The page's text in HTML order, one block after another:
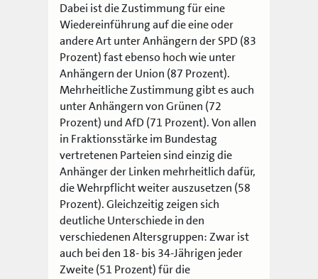
Dabei ist die Zustimmung für eine
Wiedereinführung auf die eine oder
andere Art unter Anhängern der SPD (83
Prozent) fast ebenso hoch wie unter
Anhängern der Union (87 Prozent).
Mehrheitliche Zustimmung gibt es auch
unter Anhängern von Grünen (72
Prozent) und AfD (71 Prozent). Von allen
in Fraktionsstärke im Bundestag
vertretenen Parteien sind einzig die
Anhänger der Linken mehrheitlich dafür,
die Wehrpflicht weiter auszusetzen (58
Prozent). Gleichzeitig zeigen sich
deutliche Unterschiede in den
verschiedenen Altersgruppen: Zwar ist
auch bei den 18- bis 34-Jährigen jeder
Zweite (51 Prozent) für die